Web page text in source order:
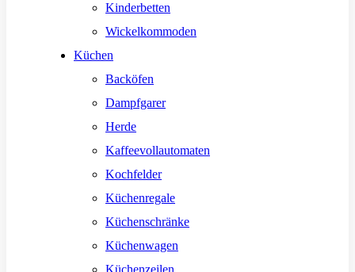
Kinderbetten
Wickelkommoden
Küchen
Backöfen
Dampfgarer
Herde
Kaffeevollautomaten
Kochfelder
Küchenregale
Küchenschränke
Küchenwagen
Küchenzeilen